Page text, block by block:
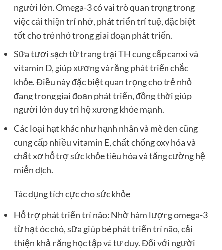
người lớn. Omega-3 có vai trò quan trọng trong
việc cải thiện trí nhớ, phát triển trí tuệ, đặc biệt
tốt cho trẻ nhỏ trong giai đoạn phát triển.
Sữa tươi sạch từ trang trại TH cung cấp canxi và
vitamin D, giúp xương và răng phát triển chắc
khỏe. Điều này đặc biệt quan trọng cho trẻ nhỏ
đang trong giai đoạn phát triển, đồng thời giúp
người lớn duy trì hệ xương khỏe mạnh.
Các loại hạt khác như hạnh nhân và mè đen cũng
cung cấp nhiều vitamin E, chất chống oxy hóa và
chất xơ hỗ trợ sức khỏe tiêu hóa và tăng cường hệ
miễn dịch.
Tác dụng tích cực cho sức khỏe
Hỗ trợ phát triển trí não: Nhờ hàm lượng omega-3
từ hạt óc chó, sữa giúp bé phát triển trí não, cải
thiện khả năng học tập và tư duy. Đối với người